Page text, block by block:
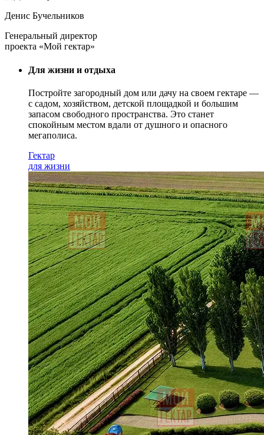
Денис Бучельников
Генеральный директор
проекта «Мой гектар»
Для жизни и отдыха
Постройте загородный дом или дачу на своем гектаре —
с садом, хозяйством, детской площадкой и большим
запасом свободного пространства. Это станет
спокойным местом вдали от душного и опасного
мегаполиса.
Гектар
для жизни